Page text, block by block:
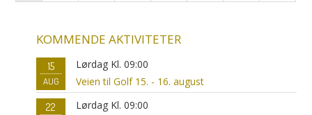
KOMMENDE AKTIVITETER
15
AUG
Lørdag Kl. 09:00
Veien til Golf 15. - 16. august
22
Lørdag Kl. 09:00